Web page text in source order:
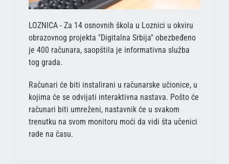
LOZNICA - Za 14 osnovnih škola u Loznici u okviru
obrazovnog projekta "Digitalna Srbija" obezbeđeno
je 400 računara, saopštila je informativna služba
tog grada.
Računari će biti instalirani u računarske učionice, u
kojima će se odvijati interaktivna nastava. Pošto će
računari biti umreženi, nastavnik će u svakom
trenutku na svom monitoru moći da vidi šta učenici
rade na času.